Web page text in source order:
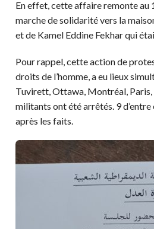
En effet, cette affaire remonte au
marche de solidarité vers la
et de Kamel Eddine Fekhar qui
Pour rappel, cette action de
droits de l’homme, a eu lieux
Tuvirett, Ottawa, Montréal, Paris,
militants ont été arrêtés. 9
après les faits.